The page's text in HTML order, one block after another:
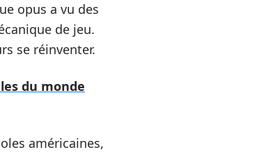
opus a vu des
de jeu.
se réinventer.
du monde
américaines,